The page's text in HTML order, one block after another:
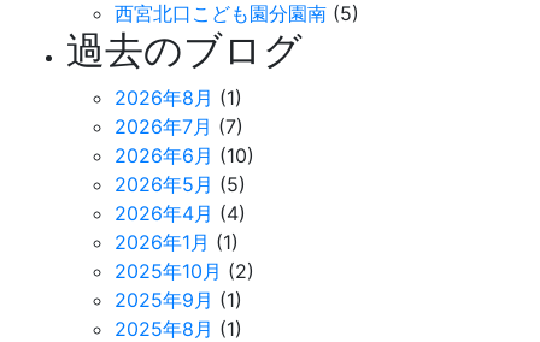
西宮北口こども園分園南 (5)
過去のブログ
2026年8月 (1)
2026年7月 (7)
2026年6月 (10)
2026年5月 (5)
2026年4月 (4)
2026年1月 (1)
2025年10月 (2)
2025年9月 (1)
2025年8月 (1)